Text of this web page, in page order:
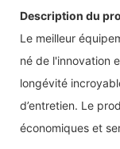
Description du
Le meilleur
né de l'innovation
longévité
d’entretien. Le
économiques et